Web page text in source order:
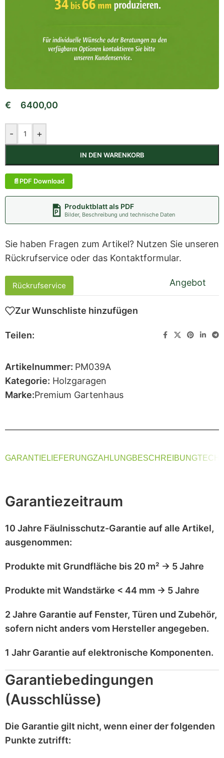
€ 6400,00
- +
IN DEN WARENKORB
PDF Download
Produktblatt als PDF
Bilder, Beschreibung und technische Daten
Sie haben Fragen zum Artikel? Nutzen Sie unseren
Rückrufservice oder das Kontaktformular.
Rückrufservice Angebot
Zur Wunschliste hinzufügen
Teilen:
Artikelnummer: PM039A
Kategorie: Holzgaragen
Marke:Premium Gartenhaus
GARANTIELIEFERUNGZAHLUNGBESCHREIBUNG
Garantiezeitraum
10 Jahre Fäulnisschutz-Garantie auf alle Artikel,
ausgenommen:
Produkte mit Grundfläche bis 20 m² → 5 Jahre
Produkte mit Wandstärke < 44 mm → 5 Jahre
2 Jahre Garantie auf Fenster, Türen und Zubehör,
sofern nicht anders vom Hersteller angegeben.
1 Jahr Garantie aufelektronische Komponenten.
Garantiebedingungen
(Ausschlüsse)
Die Garantie gilt nicht, wenn einer der folgenden
Punkte zutrifft: